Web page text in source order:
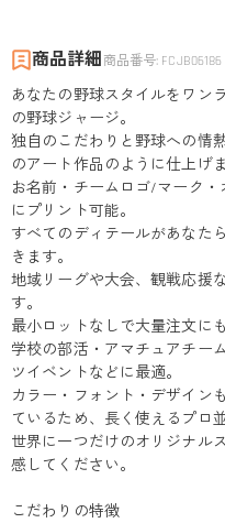
商品詳細 商品番号: FCJB06186
あなたの野球スタイルをワン
の野球ジャージ。
独自のこだわりと野球への情
のアート作品のように仕上げま
お名前・チームロゴ/マーク
にプリント可能。
すべてのディテールがあなた
きます。
地域リーグや大会、観戦応援
す。
最小ロットなしで大量注文に
学校の部活・アマチュアチー
ツイベントなどに最適。
カラー・フォント・デザイン
ているため、長く使えるプロ
世界に一つだけのオリジナル
感してください。
こだわりの特徴